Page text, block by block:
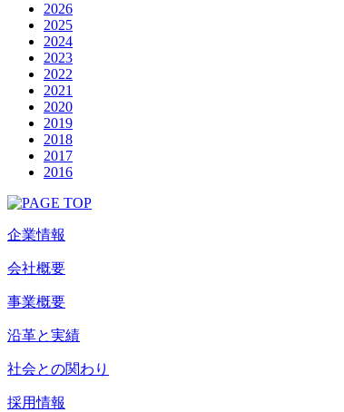
2026
2025
2024
2023
2022
2021
2020
2019
2018
2017
2016
企業情報
会社概要
事業概要
沿革と実績
社会との関わり
採用情報